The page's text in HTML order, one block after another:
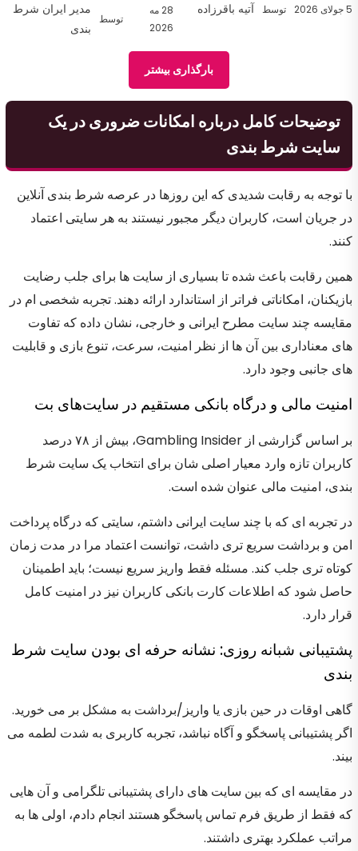
5 جولای 2026 توسط آتیه باقرزاده
28 مه
2026
توسط
مدیر ایران شرط
بندی
بارگذاری بیشتر
‌توضیحات کامل درباره امکانات ضروری در یک
سایت شرط بندی
با توجه به رقابت شدیدی که این روزها در عرصه شرط بندی آنلاین
در جریان است، کاربران دیگر مجبور نیستند به هر سایتی اعتماد
کنند.
همین رقابت باعث شده تا بسیاری از سایت ها برای جلب رضایت
بازیکنان، امکاناتی فراتر از استاندارد ارائه دهند. تجربه شخصی ام در
مقایسه چند سایت مطرح ایرانی و خارجی، نشان داده که تفاوت
های معناداری بین آن ها از نظر امنیت، سرعت، تنوع بازی و قابلیت
های جانبی وجود دارد.
امنیت مالی و درگاه بانکی مستقیم در سایت‌های بت
بر اساس گزارشی از Gambling Insider، بیش از ۷۸ درصد
کاربران تازه وارد معیار اصلی شان برای انتخاب یک سایت شرط
بندی، امنیت مالی عنوان شده است.
در تجربه ای که با چند سایت ایرانی داشتم، سایتی که درگاه پرداخت
امن و برداشت سریع تری داشت، توانست اعتماد مرا در مدت زمان
کوتاه تری جلب کند. مسئله فقط واریز سریع نیست؛ باید اطمینان
حاصل شود که اطلاعات کارت بانکی کاربران نیز در امنیت کامل
قرار دارد.
پشتیبانی شبانه روزی: نشانه حرفه ای بودن سایت شرط
بندی
گاهی اوقات در حین بازی یا واریز/برداشت به مشکل بر می خورید.
اگر پشتیبانی پاسخگو و آگاه نباشد، تجربه کاربری به شدت لطمه می
بیند.
در مقایسه ای که بین سایت های دارای پشتیبانی تلگرامی و آن هایی
که فقط از طریق فرم تماس پاسخگو هستند انجام دادم، اولی ها به
مراتب عملکرد بهتری داشتند.